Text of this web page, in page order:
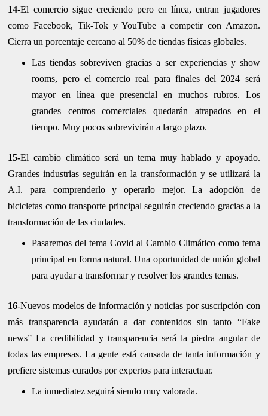
14-El comercio sigue creciendo pero en línea, entran jugadores
como Facebook, Tik-Tok y YouTube a competir con Amazon.
Cierra un porcentaje cercano al 50% de tiendas físicas globales.
Las tiendas sobreviven gracias a ser experiencias y show
rooms, pero el comercio real para finales del 2024 será
mayor en línea que presencial en muchos rubros. Los
grandes centros comerciales quedarán atrapados en el
tiempo. Muy pocos sobrevivirán a largo plazo.
15-El cambio climático será un tema muy hablado y apoyado.
Grandes industrias seguirán en la transformación y se utilizará la
A.I. para comprenderlo y operarlo mejor. La adopción de
bicicletas como transporte principal seguirán creciendo gracias a la
transformación de las ciudades.
Pasaremos del tema Covid al Cambio Climático como tema
principal en forma natural. Una oportunidad de unión global
para ayudar a transformar y resolver los grandes temas.
16-Nuevos modelos de información y noticias por suscripción con
más transparencia ayudarán a dar contenidos sin tanto “Fake
news” La credibilidad y transparencia será la piedra angular de
todas las empresas. La gente está cansada de tanta información y
prefiere sistemas curados por expertos para interactuar.
La inmediatez seguirá siendo muy valorada.